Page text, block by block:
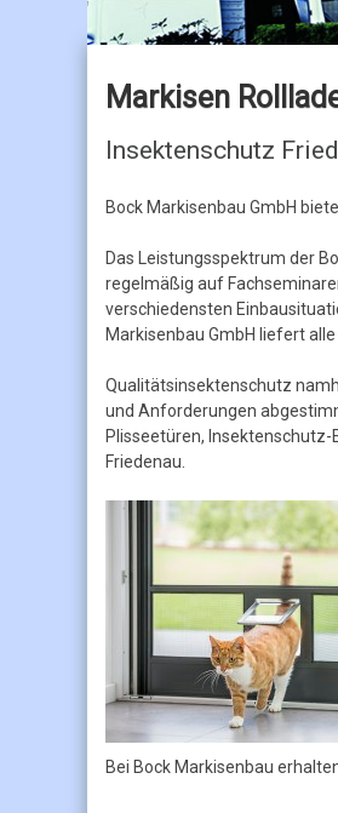
Jalousien
Holzjalousien
Markisen
Insektenschutz
Bock Markisenbau GmbH
Das Leistungsspektrum der
regelmäßig auf
verschiedensten
Markisenbau GmbH liefert
Qualitätsinsektenschutz
und Anforderungen
Plisseetüren,
Friedenau.
Bei Bock Markisenbau